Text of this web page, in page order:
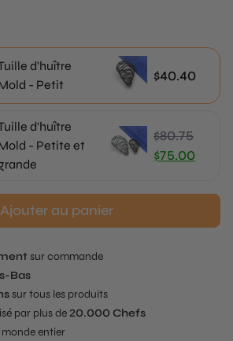
d'huître
- Petit
$40.40
d'huître
- Petite et
$80.75
Le
initial
$75.00
prix
Ajouter au panier
sur commande
Bas
sur tous les produits
par plus de20.000 Chefs
entier